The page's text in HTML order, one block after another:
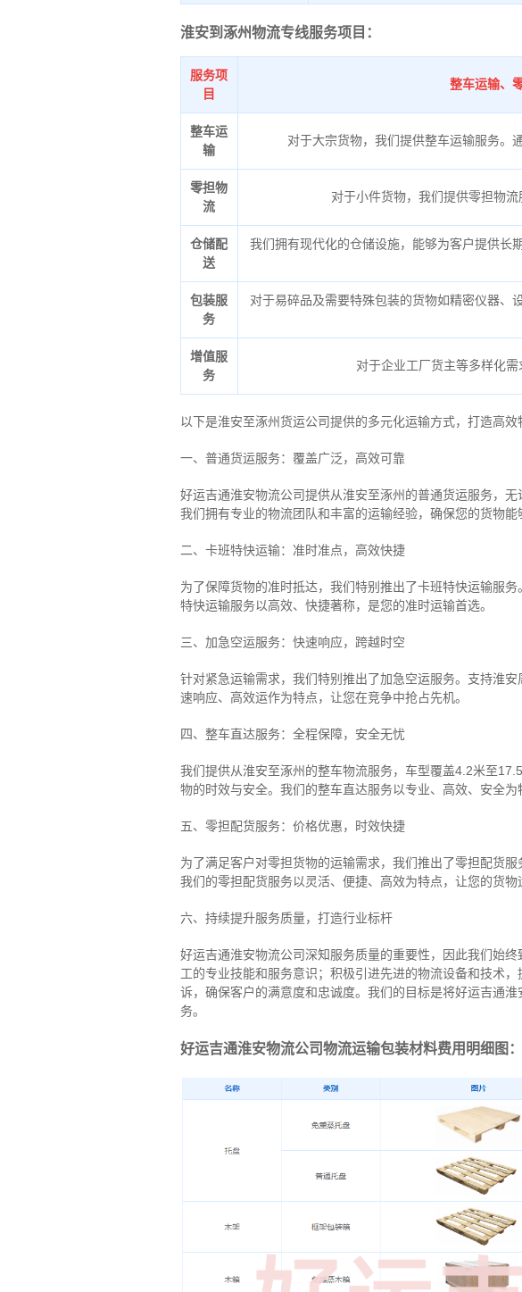
淮安到涿州物流专线服务项目：
服务项
目
整车运输、
整车运
输
对于大宗货物，我们提供整车运输服务。
零担物
流
对于小件货物，我们提供零担物
仓储配
送
我们拥有现代化的仓储设施，能够为客户提供长
包装服
务
对于易碎品及需要特殊包装的货物如精密仪器、
增值服
务
对于企业工厂货主等多样化
以下是淮安至涿州货运公司提供的多元化运输方式，打造高
一、普通货运服务：覆盖广泛，高效可靠
好运吉通淮安物流公司提供从淮安至涿州的普通货运服务，
我们拥有专业的物流团队和丰富的运输经验，确保您的货物能
二、卡班特快运输：准时准点，高效快捷
为了保障货物的准时抵达，我们特别推出了卡班特快运输服
特快运输服务以高效、快捷著称，是您的准时运输首选。
三、加急空运服务：快速响应，跨越时空
针对紧急运输需求，我们特别推出了加急空运服务。支持淮
速响应、高效运作为特点，让您在竞争中抢占先机。
四、整车直达服务：全程保障，安全无忧
我们提供从淮安至涿州的整车物流服务，车型覆盖4.2米至
物的时效与安全。我们的整车直达服务以专业、高效、安全为
五、零担配货服务：价格优惠，时效快捷
为了满足客户对零担货物的运输需求，我们推出了零担配货
我们的零担配货服务以灵活、便捷、高效为特点，让您的货物
六、持续提升服务质量，打造行业标杆
好运吉通淮安物流公司深知服务质量的重要性，因此我们始
工的专业技能和服务意识；积极引进先进的物流设备和技术
诉，确保客户的满意度和忠诚度。我们的目标是将好运吉通
务。
好运吉通淮安物流公司物流运输包装材料费用明细图：